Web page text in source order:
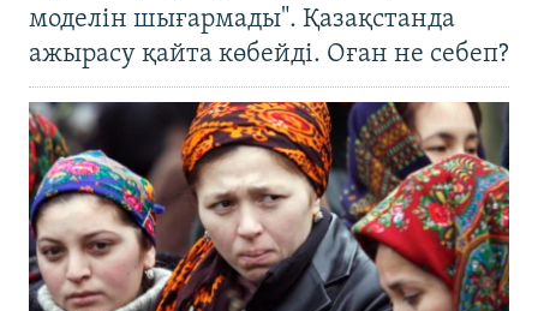
моделін шығармады". Қазақстанда
ажырасу қайта көбейді. Оған не себеп?